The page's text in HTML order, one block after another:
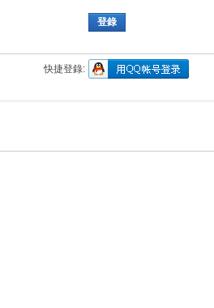
登錄
快捷登錄: